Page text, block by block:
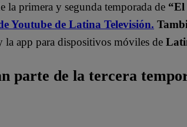
la primera y segunda temporada de “El
Youtube de Latina Televisión.
la app para dispositivos móviles de
parte de la tercera